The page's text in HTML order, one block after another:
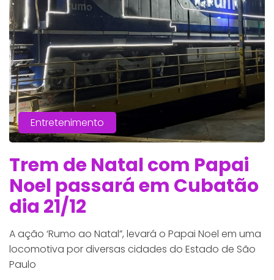
Entretenimento
Trem de Natal com Papai
Noel passará em Cubatão
dia 21/12
A ação ‘Rumo ao Natal”, levará o Papai Noel em uma
locomotiva por diversas cidades do Estado de São
Paulo